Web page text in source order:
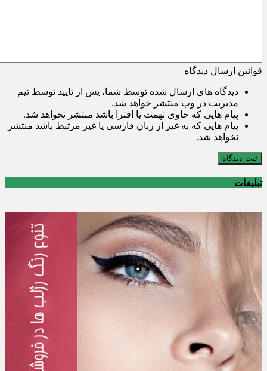
قوانین ارسال دیدگاه
دیدگاه های ارسال شده توسط شما، پس از تایید توسط تیم
مدیریت در وب منتشر خواهد شد.
پیام هایی که حاوی تهمت یا افترا باشد منتشر نخواهد شد.
پیام هایی که به غیر از زبان فارسی یا غیر مرتبط باشد منتشر
نخواهد شد.
ثبت دیدگاه
تبلیغات